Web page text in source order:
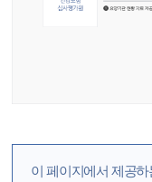
이 페이지에서 제공